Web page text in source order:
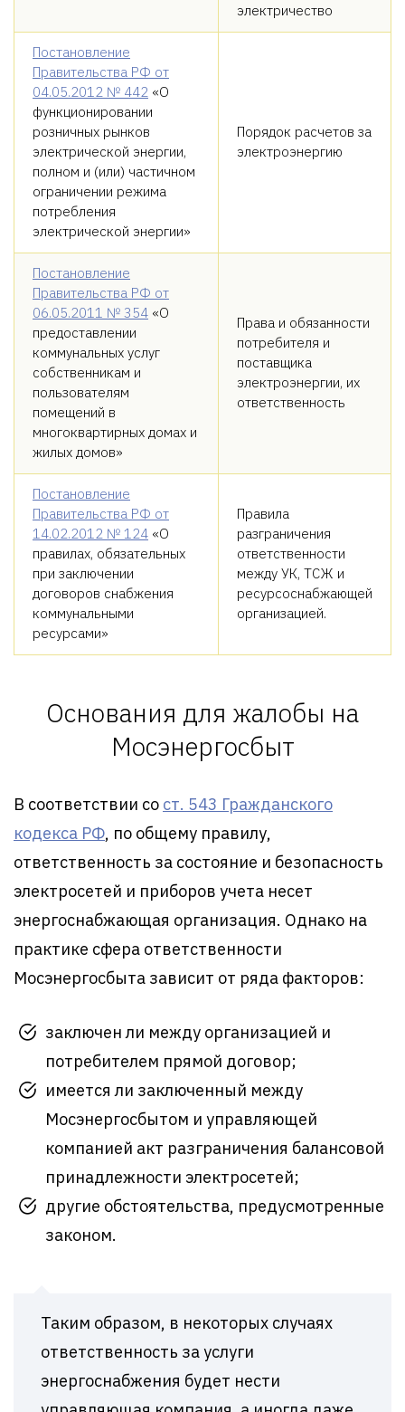
электричество
Постановление
Правительства РФ от
04.05.2012 № 442 «О
функционировании
розничных рынков
электрической энергии,
полном и (или) частичном
ограничении режима
потребления
электрической энергии»
Порядок расчетов за
электроэнергию
Постановление
Правительства РФ от
06.05.2011 № 354 «О
предоставлении
коммунальных услуг
собственникам и
пользователям
помещений в
многоквартирных домах и
жилых домов»
Права и обязанности
потребителя и
поставщика
электроэнергии, их
ответственность
Постановление
Правительства РФ от
14.02.2012 № 124 «О
правилах, обязательных
при заключении
договоров снабжения
коммунальными
ресурсами»
Правила
разграничения
ответственности
между УК, ТСЖ и
ресурсоснабжающей
организацией.
Основания для жалобы на
Мосэнергосбыт
В соответствии со ст. 543 Гражданского
кодекса РФ, по общему правилу,
ответственность за состояние и безопасность
электросетей и приборов учета несет
энергоснабжающая организация. Однако на
практике сфера ответственности
Мосэнергосбыта зависит от ряда факторов:
заключен ли между организацией и
потребителем прямой договор;
имеется ли заключенный между
Мосэнергосбытом и управляющей
компанией акт разграничения балансовой
принадлежности электросетей;
другие обстоятельства, предусмотренные
законом.
Таким образом, в некоторых случаях
ответственность за услуги
энергоснабжения будет нести